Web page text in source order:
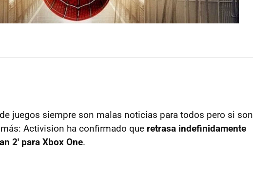
juegos siempre son malas noticias para todos pero si son
Activision ha confirmado que retrasa indefinidamente
2' para Xbox One.